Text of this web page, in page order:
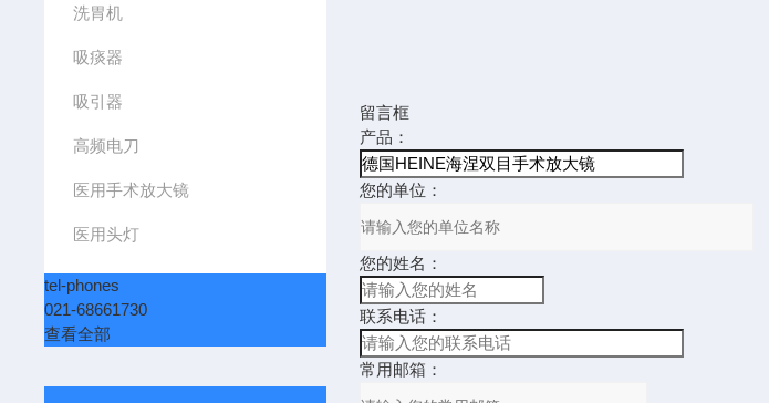
洗胃机
吸痰器
吸引器
高频电刀
医用手术放大镜
医用头灯
tel-phones
021-68661730
查看全部
留言框
产品：
您的单位：
您的姓名：
联系电话：
常用邮箱：